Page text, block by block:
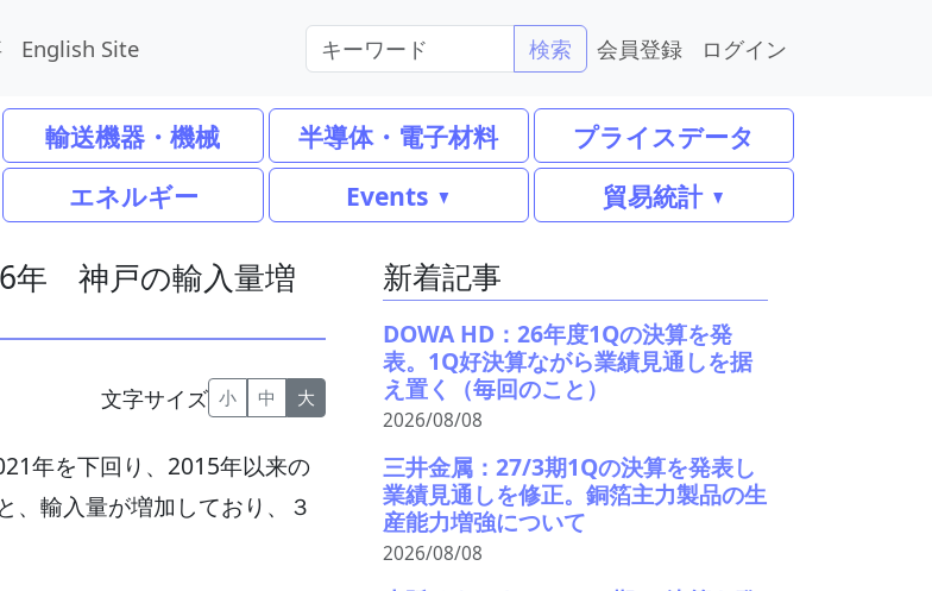
English Site 検索 会員登録 ログイン
輸送機器・機械 半導体・電子材料
プライスデータ
エネルギー Events 貿易統計
年 神戸の輸入量増
文字サイズ 小 中 大
年を下回り、2015年以来の
、輸入量が増加しており、３
新着記事
DOWA HD：26年度1Qの決算を発
表。1Q好決算ながら業績見通しを据
え置く（毎回のこと）
2026/08/08
三井金属：27/3期1Qの決算を発表し
業績見通しを修正。銅箔主力製品の生
産能力増強について
2026/08/08